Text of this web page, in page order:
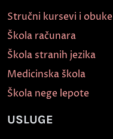
Stručni kursevi i obuke
Škola računara
Škola stranih jezika
Medicinska škola
Škola nege lepote
USLUGE